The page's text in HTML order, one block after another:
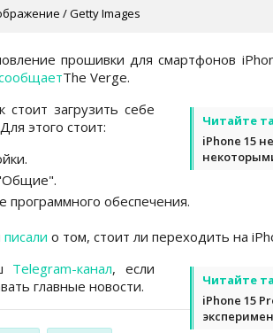
/ Getty Images
прошивки для смартфонов
The Verge.
Читайте
iPhone 15
стоит загрузить себе
этого стоит:
программного обеспечения.
писали о том, стоит ли переходить на
Читайте
iPhone 15
Telegram-канал, если
главные новости.